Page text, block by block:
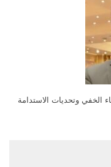
الخفي وتحديات الاستدامة